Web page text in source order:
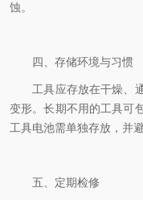
蚀。
四、​​存储环境与习惯​​
工具应存放在干燥、通
变形。长期不用的工具可
工具电池需单独存放，并
​​五、定期检修​​